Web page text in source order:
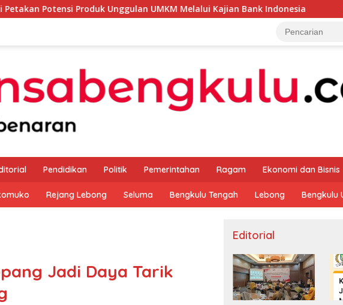
Unggulan UMKM Melalui Kajian Bank Indonesia Sekda Apresiasi
Pendidikan Politik Pemerintahan Ragam Ekonomi dan Bisnis
Rejang Lebong Seluma Bengkulu Tengah Lebong Bengkulu
Jadi Daya Tarik
Editorial